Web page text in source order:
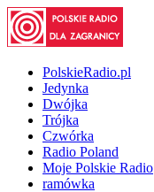
PolskieRadio.pl
Jedynka
Dwójka
Trójka
Czwórka
Radio Poland
Moje Polskie Radio
ramówka